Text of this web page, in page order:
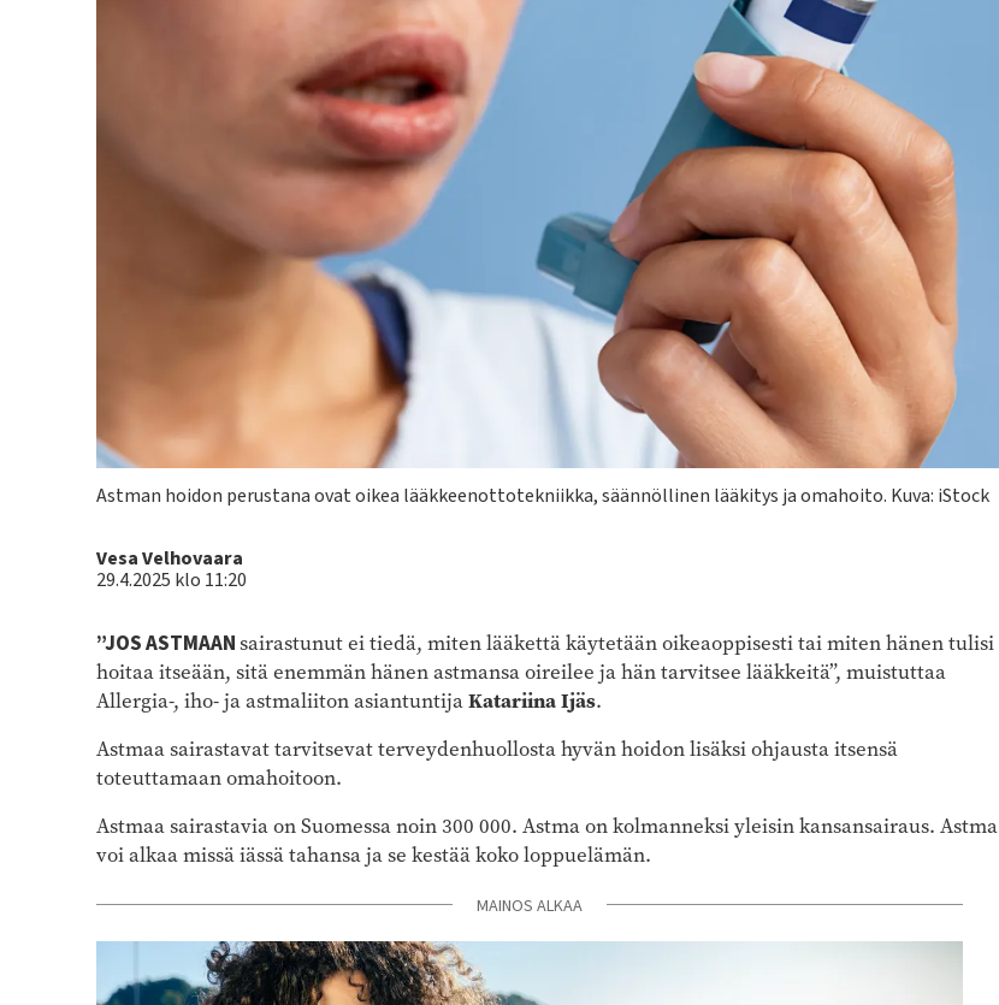
Kuvateksti
Astman hoidon perustana ovat oikea lääkkeenottotekniikka, säännöllinen lääkitys ja omahoito. Kuva: iStock
Kirjoittaja
Vesa Velhovaara
29.4.2025 klo 11:20
”JOS ASTMAANsairastunut ei tiedä, miten lääkettä käytetään oikeaoppisesti tai miten hänen tulisi
hoitaa itseään, sitä enemmän hänen astmansa oireilee ja hän tarvitsee lääkkeitä”, muistuttaa
Allergia-, iho- ja astmaliiton asiantuntijaKatariina Ijäs.
Astmaa sairastavat tarvitsevat terveydenhuollosta hyvän hoidon lisäksi ohjausta itsensä
toteuttamaan omahoitoon.
Astmaa sairastavia on Suomessa noin 300 000. Astma on kolmanneksi yleisin kansansairaus. Astma
voi alkaa missä iässä tahansa ja se kestää koko loppuelämän.
MAINOS ALKAA